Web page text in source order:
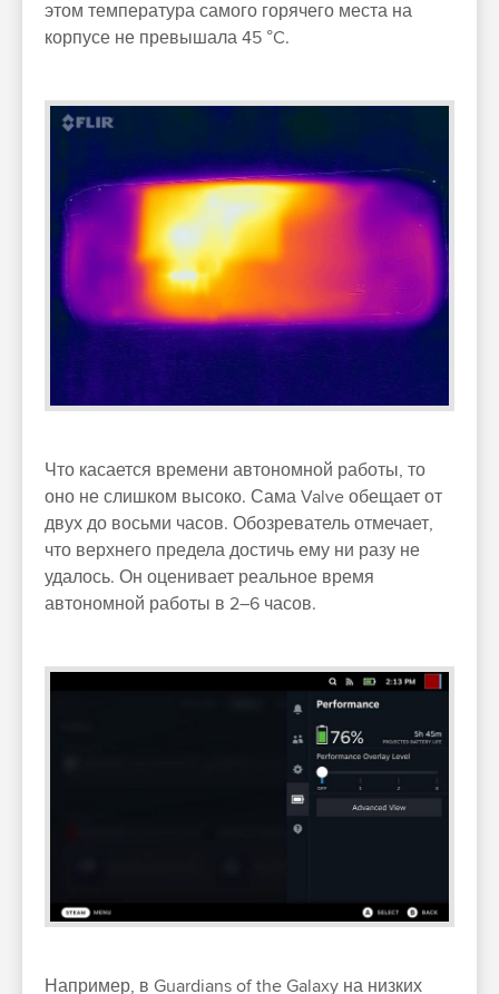
этом температура самого горячего места на
корпусе не превышала 45 °C.
Что касается времени автономной работы, то
оно не слишком высоко. Сама Valve обещает от
двух до восьми часов. Обозреватель отмечает,
что верхнего предела достичь ему ни разу не
удалось. Он оценивает реальное время
автономной работы в 2–6 часов.
Например, в Guardians of the Galaxy на низких